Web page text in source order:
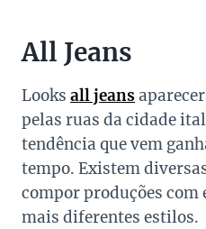
All Jeans
Looks all jeans
pelas ruas da cidade
tendência que vem
tempo. Existem
compor produções com
mais diferentes estilos.